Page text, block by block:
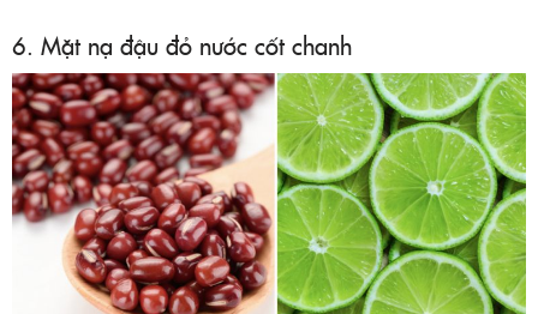
6. Mặt nạ đậu đỏ nước cốt chanh